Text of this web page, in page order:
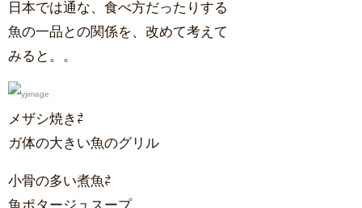
日本では通な、食べ方だったりする
魚の一品との関係を、改めて考えて
みると。。
メザシ焼き⇄
ガ体の大きい魚のグリル
小骨の多い煮魚⇄
魚ポタージュスープ